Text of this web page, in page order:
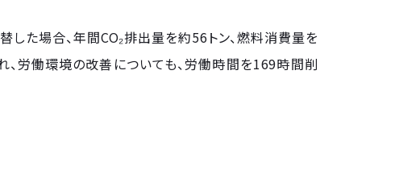
した場合、年間CO₂排出量を約56トン、燃料消費量を
労働環境の改善についても、労働時間を169時間削